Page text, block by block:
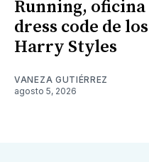
Running,
dress code de
Harry Styles
VANEZA GUTIÉRREZ
agosto 5, 2026